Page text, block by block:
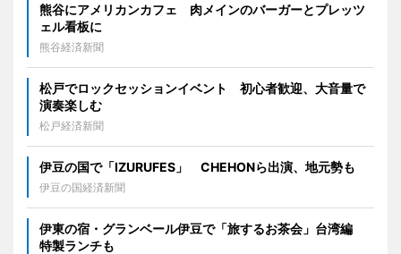
熊谷にアメリカンカフェ 肉メインのバーガーとプレッツ
ェル看板に
熊谷経済新聞
松戸でロックセッションイベント 初心者歓迎、大音量で
演奏楽しむ
松戸経済新聞
伊豆の国で「IZURUFES」 CHEHONら出演、地元勢も
伊豆の国経済新聞
伊東の宿・グランベール伊豆で「旅するお茶会」台湾編
特製ランチも